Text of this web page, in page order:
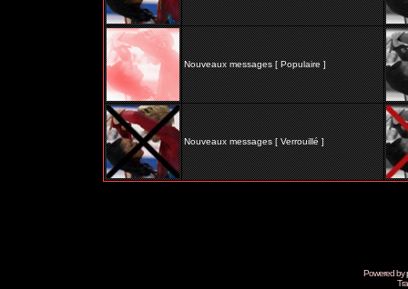
Nouveaux messages [ Populaire ]
Nouveaux messages [ Verrouillé ]
Powered by